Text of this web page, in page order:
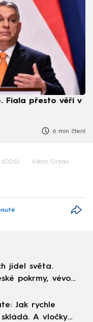
Fiala přesto věří v
6 min čtení
(ODS) Viktor Orbán
jídel světa.
pokrmy, vévodí
Jak rychle
A vločky